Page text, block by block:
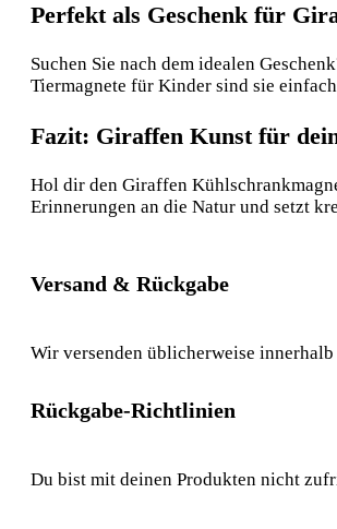
Perfekt als Geschenk für
Suchen Sie nach dem idealen
Tiermagnete für Kinder sind sie
Fazit: Giraffen Kunst für
Hol dir den Giraffen
Erinnerungen an die Natur und setzt
Versand & Rückgabe
Wir versenden üblicherweise
Rückgabe-Richtlinien
Du bist mit deinen Produkten nicht